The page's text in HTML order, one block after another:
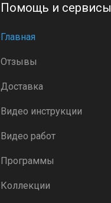
Помощь и сервисы
Главная
Отзывы
Доставка
Видео инструкции
Видео работ
Программы
Коллекции